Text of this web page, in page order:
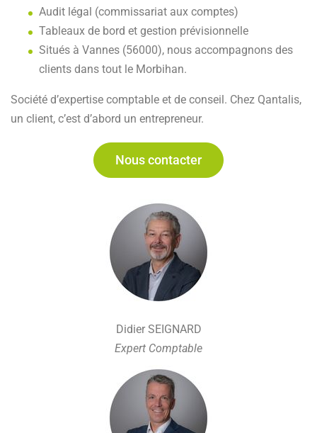
Audit légal (commissariat aux comptes)
Tableaux de bord et gestion prévisionnelle
Situés à Vannes (56000), nous accompagnons des
clients dans tout le Morbihan.
Société d’expertise comptable et de conseil. Chez Qantalis,
un client, c’est d’abord un entrepreneur.
Nous contacter
Didier SEIGNARD
Expert Comptable